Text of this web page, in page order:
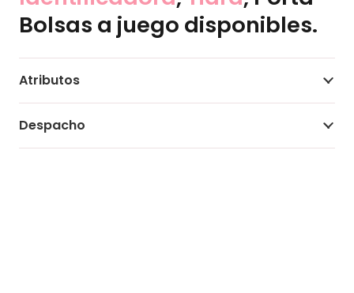
Bolsas a juego disponibles.
Atributos
Despacho